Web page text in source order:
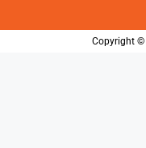
Copyright ©️